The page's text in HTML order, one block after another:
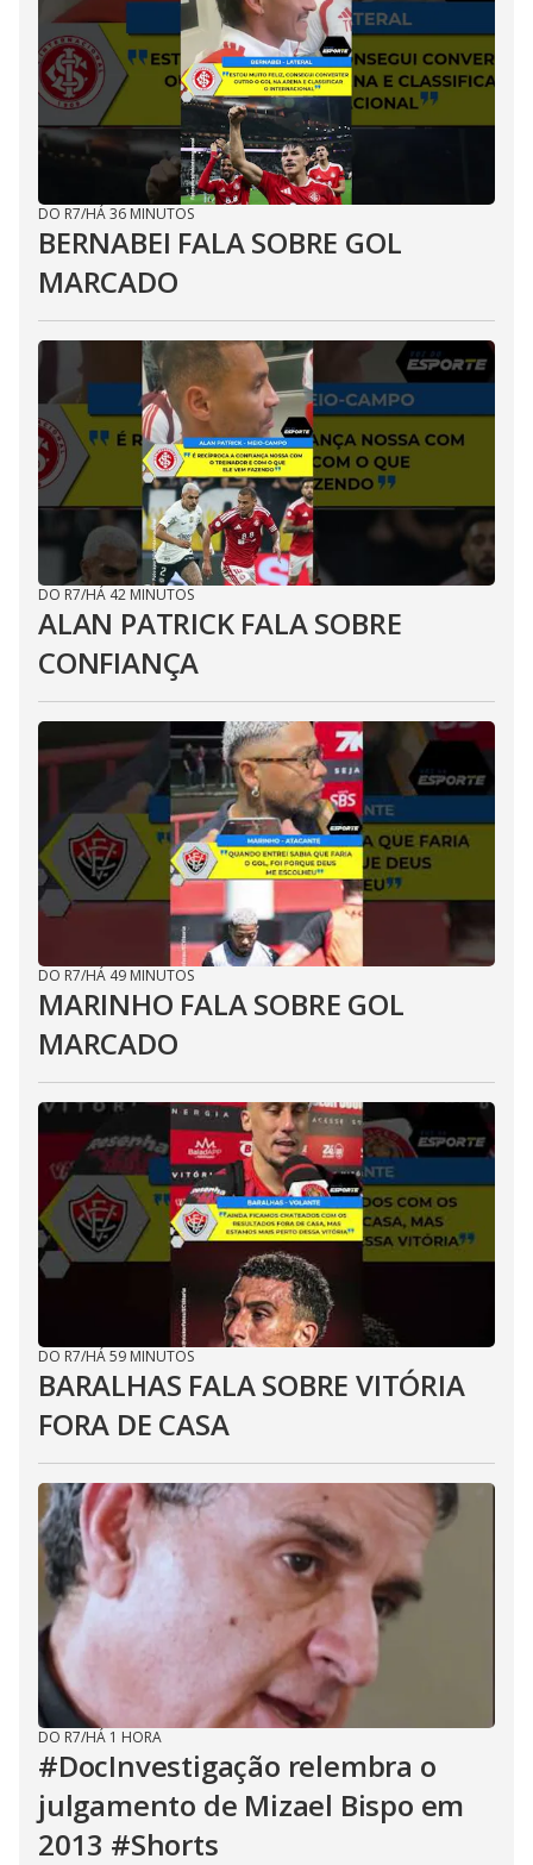
DO R7/HÁ 36 MINUTOS
BERNABEI FALA SOBRE GOL
MARCADO
DO R7/HÁ 42 MINUTOS
ALAN PATRICK FALA SOBRE
CONFIANÇA
DO R7/HÁ 49 MINUTOS
MARINHO FALA SOBRE GOL
MARCADO
DO R7/HÁ 59 MINUTOS
BARALHAS FALA SOBRE VITÓRIA
FORA DE CASA
DO R7/HÁ 1 HORA
#DocInvestigação relembra o
julgamento de Mizael Bispo em
2013 #Shorts